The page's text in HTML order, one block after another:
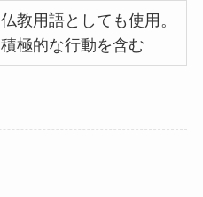
仏教用語としても使用。
積極的な行動を含む